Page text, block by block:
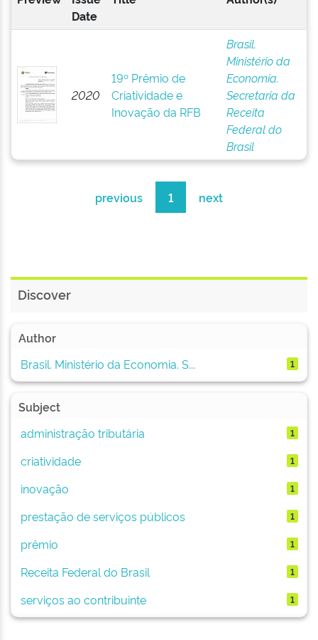
Date
2020
19º Prêmio de
Criatividade e
Inovação da RFB
Brasil.
Ministério da
Economia.
Secretaria da
Receita
Federal do
Brasil
previous 1 next
Discover
Author
Brasil. Ministério da Economia. S...
1
Subject
administração tributária
1
criatividade 1
inovação 1
prestação de serviços públicos 1
prêmio 1
Receita Federal do Brasil 1
serviços ao contribuinte 1